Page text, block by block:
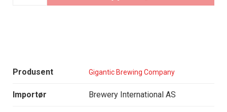
Produsent Gigantic Brewing Company
Importør Brewery International AS